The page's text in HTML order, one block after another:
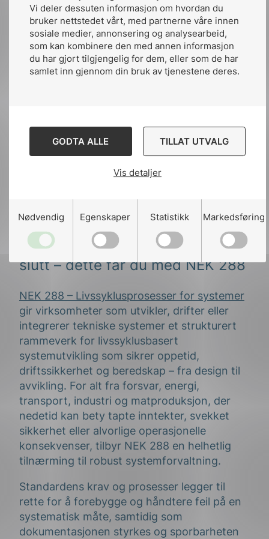
Vi deler dessuten informasjon om hvordan du
bruker nettstedet vårt, med partnerne våre innen
sosiale medier, annonsering og analysearbeid,
som kan kombinere den med annen informasjon
du har gjort tilgjengelig for dem, eller som de har
samlet inn gjennom din bruk av tjenestene deres.
GODTA ALLE TILLAT UTVALG
Vis detaljer
Nødvendig Egenskaper Statistikk Markedsføring
driftssikkerhet inn i systemet fra starten av,
gjennom gode designvalg og robuste
arkitekturer. Dette inkluderer blant annet
redundans, feiltoleranse, skalerbarhet og
evne til å håndtere avvik – uten å påvirke
lavere risiko og færre feil. Og høyere
kundetillit og bedre konkurransekraft. Å
kunne dokumentere at systemer er utviklet,
prosesser gir forutsigbarhet, både internt og
overfor samarbeidspartnere.
Driftssikre systemer fra start til
slutt – dette får du med NEK 288
NEK 288 – Livssyklusprosesser for systemer
gir virksomheter som utvikler, drifter eller
integrerer tekniske systemer et strukturert
rammeverk for livssyklusbasert
systemutvikling som sikrer oppetid,
driftssikkerhet og beredskap – fra design til
avvikling. For alt fra forsvar, energi,
transport, industri og matproduksjon, der
nedetid kan bety tapte inntekter, svekket
sikkerhet eller alvorlige operasjonelle
konsekvenser, tilbyr NEK 288 en helhetlig
tilnærming til robust systemforvaltning.
Standardens krav og prosesser legger til
rette for å forebygge og håndtere feil på en
systematisk måte, samtidig som
dokumentasjonen styrkes og sporbarheten